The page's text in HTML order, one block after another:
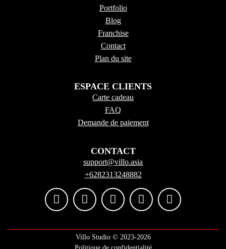
Portfolio
Blog
Franchise
Contact
Plan du site
ESPACE CLIENTS
Carte cadeau
FAQ
Demande de paiement
CONTACT
support@villo.asia
+6282313248882
Villo Studio ©️ 2023-2026